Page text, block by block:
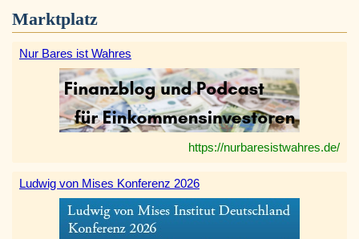
Marktplatz
Nur Bares ist Wahres
https://nurbaresistwahres.de/
Ludwig von Mises Konferenz 2026